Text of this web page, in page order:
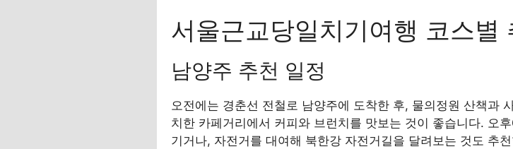
서울근교당일치기여행 코스별
남양주 추천 일정
오전에는 경춘선 전철로 남양주에 도착한 후, 물의정원 산책과
치한 카페거리에서 커피와 브런치를 맛보는 것이 좋습니다. 오
기거나, 자전거를 대여해 북한강 자전거길을 달려보는 것도 추